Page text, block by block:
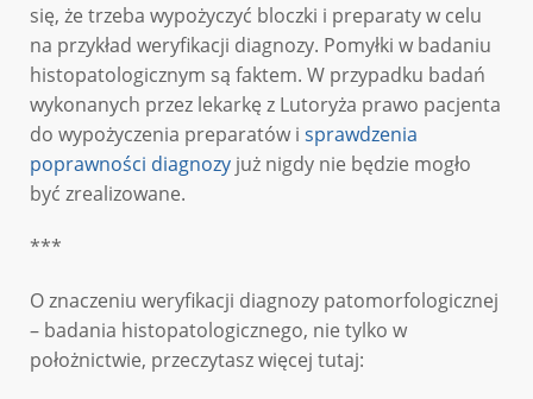
się, że trzeba wypożyczyć bloczki i preparaty w celu
na przykład weryfikacji diagnozy. Pomyłki w badaniu
histopatologicznym są faktem. W przypadku badań
wykonanych przez lekarkę z Lutoryża prawo pacjenta
do wypożyczenia preparatów i sprawdzenia
poprawności diagnozy już nigdy nie będzie mogło
być zrealizowane.
***
O znaczeniu weryfikacji diagnozy patomorfologicznej
– badania histopatologicznego, nie tylko w
położnictwie, przeczytasz więcej tutaj: